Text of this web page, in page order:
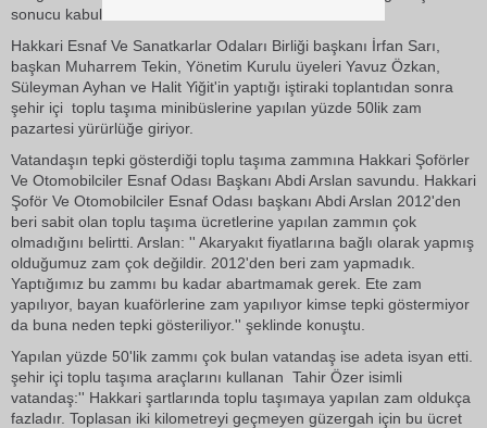
sonucu kabul edildi.
Hakkari Esnaf Ve Sanatkarlar Odaları Birliği başkanı İrfan Sarı,
başkan Muharrem Tekin, Yönetim Kurulu üyeleri Yavuz Özkan,
Süleyman Ayhan ve Halit Yiğit'in yaptığı iştiraki toplantıdan sonra
şehir içi toplu taşıma minibüslerine yapılan yüzde 50lik zam
pazartesi yürürlüğe giriyor.
Vatandaşın tepki gösterdiği toplu taşıma zammına Hakkari Şoförler
Ve Otomobilciler Esnaf Odası Başkanı Abdi Arslan savundu. Hakkari
Şoför Ve Otomobilciler Esnaf Odası başkanı Abdi Arslan 2012'den
beri sabit olan toplu taşıma ücretlerine yapılan zammın çok
olmadığını belirtti. Arslan: '' Akaryakıt fiyatlarına bağlı olarak yapmış
olduğumuz zam çok değildir. 2012'den beri zam yapmadık.
Yaptığımız bu zammı bu kadar abartmamak gerek. Ete zam
yapılıyor, bayan kuaförlerine zam yapılıyor kimse tepki göstermiyor
da buna neden tepki gösteriliyor.'' şeklinde konuştu.
Yapılan yüzde 50'lik zammı çok bulan vatandaş ise adeta isyan etti.
şehir içi toplu taşıma araçlarını kullanan Tahir Özer isimli
vatandaş:'' Hakkari şartlarında toplu taşımaya yapılan zam oldukça
fazladır. Toplasan iki kilometreyi geçmeyen güzergah için bu ücret